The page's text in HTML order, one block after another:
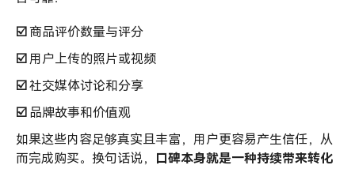
☑️ 商品评价数量与评分
☑️ 用户上传的照片或视频
☑️ 社交媒体讨论和分享
☑️ 品牌故事和价值观
如果这些内容足够真实且丰富，用户更容易产生信任，从
而完成购买。换句话说，
口碑本身就是一种持续带来转化